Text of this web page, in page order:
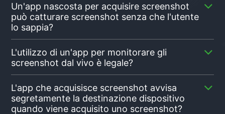
Un'app nascosta per acquisire screenshot
può catturare screenshot senza che l'utente
lo sappia?
funzionare in modo furtivo, acquisendo screenshot
senza avvisare utente del dispositivo di
destinazione. Queste app in genere vengono
eseguite in background e rimangono non rilevabili.
Tuttavia, la loro funzionalità può variare a seconda
della qualità del design e del funzionamento dell'app
L'utilizzo di un'app per monitorare gli
screenshot dal vivo è legale?
nascosti dipende dalla giurisdizione e dal contesto.
Se stai monitorando un minore di età inferiore ai 18
L'app che acquisisce screenshot avvisa
segretamente la destinazione dispositivo
quando viene acquisito uno screenshot?